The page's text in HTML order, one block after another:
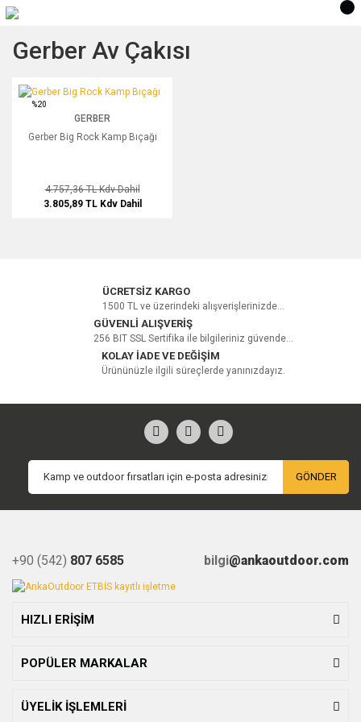
Gerber Av Çakısı
Gerber Big Rock Kamp Bıçağı
%20
GERBER
Gerber Big Rock Kamp Bıçağı
4.757,36 TLKdv Dahil
3.805,89 TL Kdv Dahil
ÜCRETSİZ KARGO
1500 TL ve üzerindeki alışverişlerinizde...
GÜVENLİ ALIŞVERİŞ
256 BIT SSL Sertifika ile bilgileriniz güvende...
KOLAY İADE VE DEĞİŞİM
Ürününüzle ilgili süreçlerde yanınızdayız.
GÖNDER
+90 (542) 807 6585 bilgi@ankaoutdoor.com
HIZLI ERİŞİM
POPÜLER MARKALAR
ÜYELİK İŞLEMLERİ